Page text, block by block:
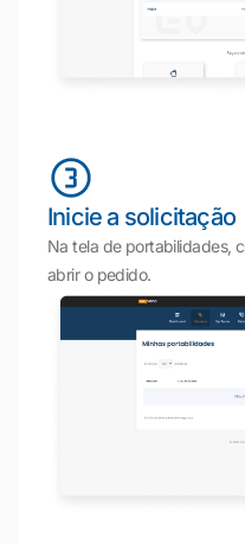
Inicie a solicitação
Na tela de portabilidades,
abrir o pedido.